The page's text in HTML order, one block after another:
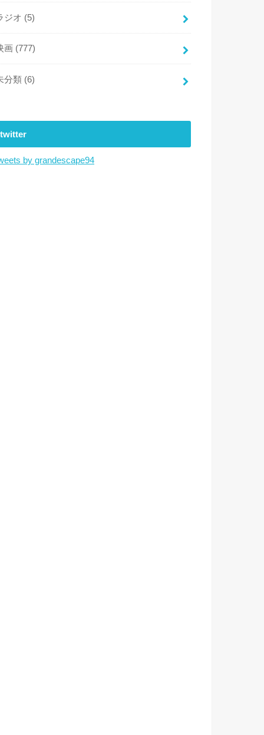
ジオ (5)
画 (777)
分類 (6)
twitter
by grandescape94